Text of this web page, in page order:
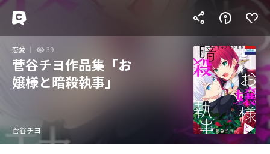
恋愛 39
菅谷チヨ作品集「お
嬢様と暗殺執事」
菅谷チヨ